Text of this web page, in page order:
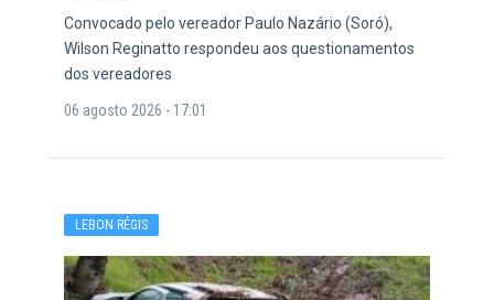
Convocado pelo vereador Paulo Nazário (Soró),
Wilson Reginatto respondeu aos questionamentos
dos vereadores
06 agosto 2026 - 17:01
LEBON RÉGIS